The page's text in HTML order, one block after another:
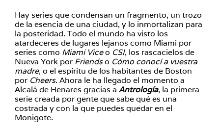
Hay series que condensan un fragmento, un trozo
de la esencia de una ciudad, y lo inmortalizan para
la posteridad. Todo el mundo ha visto los
atardeceres de lugares lejanos como Miami por
series como Miami Viceo CSI, los rascacielos de
Nueva York por Friendso Cómo conocí a vuestra
madre, o el espíritu de los habitantes de Boston
por Cheers. Ahora le ha llegado el momento a
Alcalá de Henares gracias a Antrología, la primera
serie creada por gente que sabe qué es una
costrada y con la que puedes quedar en el
Monigote.